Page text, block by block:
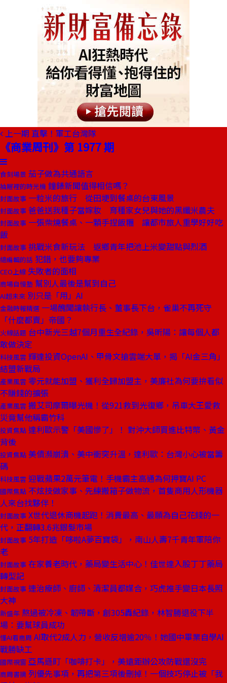
上一期 直擊！軍工台灣隊
《商業周刊》第 1977 期
食刻場景 茄子做為共通語言
抽屜裡的時光機 鐘錶新聞值得相信嗎？
封面故事 一粒米的旅行 從田埂到餐桌的台東風景
封面故事 爸爸送我種子當嫁妝 育種家女兒與她的黑纖米農夫
封面故事 一張柴燒餐桌、一顆手捏飯糰 讓都市旅人重學好好吃
飯
封面故事 挑戰米食新玩法 返鄉青年把池上米變甜點與烈酒
總編輯的話 犯錯，也要夠專業
CEO上線 失敗者的面相
商場自慢塾 幫別人最後是幫到自己
AI超未來 別只是「用」AI
金融時報精選 一場醜聞讓執行長、董事長下台，雀巢不再死守
「什麼都賣」帝國？
火線話題 台中新光三越7個月重生全紀錄，吳昕陽：讓每個人都
敢做決定
科技風雲 輝達投資OpenAI、甲骨文搶雲端大單，揭「AI金三角」
結盟新戰局
產業風雲 零元就能加盟、獲利全歸加盟主，美廉社為何要拚看似
不賺錢的擴張
產業風雲 搬艾司摩爾曝光機！從921救到光復鄉，吊車大王愛救
災竟幫他稱霸竹科
投資焦點 達利歐示警「美國慘了」！ 對沖大師買進比特幣、黃金
背後
投資焦點 美債瀕崩潰、美中衝突升溫，達利歐：台灣小心被當籌
碼
科技風雲 迎戰蘋果2萬元筆電！手機霸主高通為何押寶AI PC
國際焦點 不炫技做家事、先練搬箱子做物流，首隻商用人形機器
人來台找夥伴！
封面故事 X世代退休商機起跑！消費最高、最願為自己花錢的一
代，正翻轉3.6兆銀髮市場
封面故事 5年打造「哆啦A夢百寶袋」，南山人壽7千青年軍陪你
老
封面故事 在家養老時代，藥局變生活中心！佳世達入股丁丁藥局
轉型記
封面故事 連治療師、廚師、清潔員都媒合，巧虎推手變日本長照
大神
新盛年 熬過被冷凍、韌帶斷，創305轟紀錄，林智勝退役下半
場：要幫球員成功
懂AI看商周 AI取代2成人力，營收反增逾20％！她國中畢業自學AI
戰勝缺工
國際視窗 亞馬遜盯「咖啡打卡」，美遠距辦公攻防戰還沒完
商周書摘 列優先事項，再把第三項後刪掉！一個技巧停止被「我